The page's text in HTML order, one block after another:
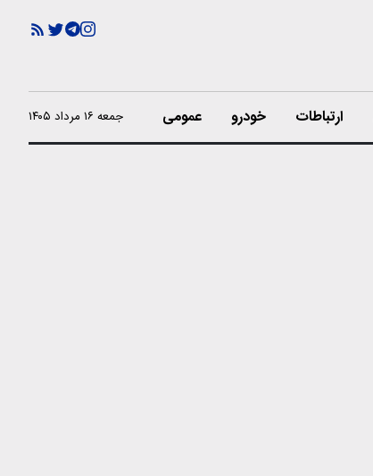
ارتباطات خودرو عمومی جمعه ۱۶ مرداد ۱۴۰۵